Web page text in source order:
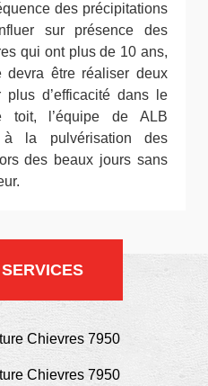
des précipitations
sur présence des
qui ont plus de 10 ans,
devra être réaliser deux
d’efficacité dans le
toit, l’équipe de ALB
à la pulvérisation des
des beaux jours sans
Chievres 7950
Chievres 7950